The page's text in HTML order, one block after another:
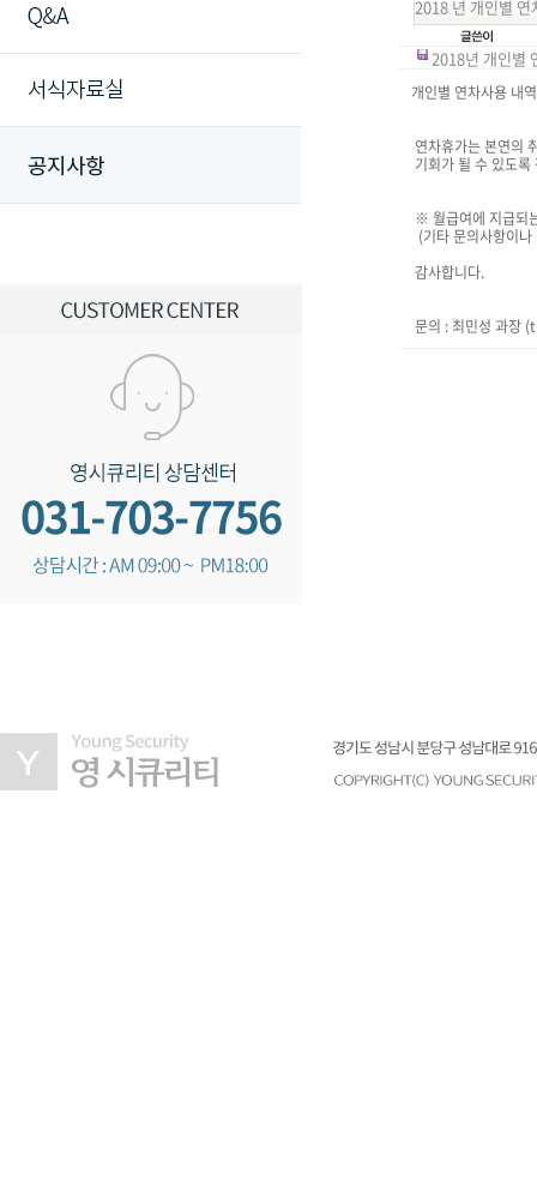
2018 년 개인별
2018년 개인별
개인별 연차사용 내
연차휴가는 본연의
기회가 될 수 있도
※ 월급여에 지급되
(기타 문의사항이
감사합니다.
문의 : 최민성 과장